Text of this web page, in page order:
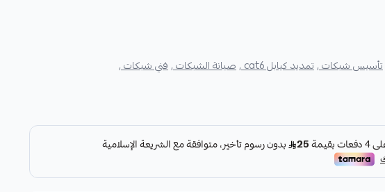
تأسيس شبكات ,تمديد كيابل cat6 , صيانة الشبكات ,فني شبكات ,